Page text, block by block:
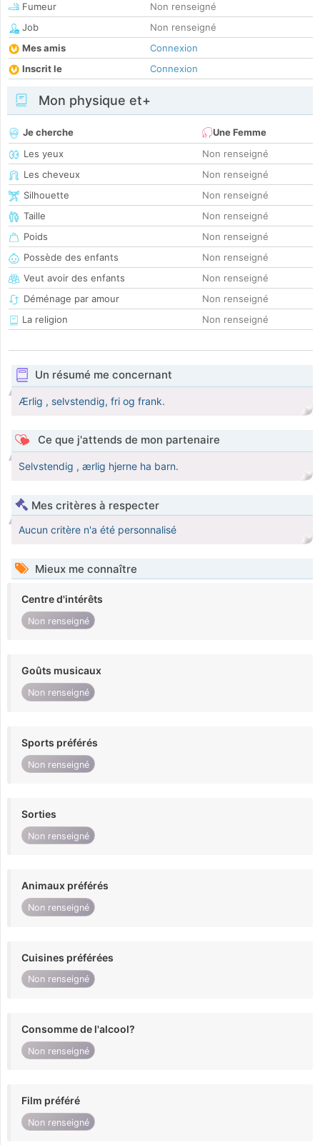
Fumeur
Non renseigné
Job
Non renseigné
Mes amis
Connexion
Inscrit le
Connexion
Mon physique et+
Je cherche
Une Femme
Les yeux
Non renseigné
Les cheveux
Non renseigné
Silhouette
Non renseigné
Taille
Non renseigné
Poids
Non renseigné
Possède des enfants
Non renseigné
Veut avoir des enfants
Non renseigné
Déménage par amour
Non renseigné
La religion
Non renseigné
Un résumé me concernant
Ærlig , selvstendig, fri og frank.
Ce que j'attends de mon partenaire
Selvstendig , ærlig hjerne ha barn.
Mes critères à respecter
Aucun critère n'a été personnalisé
Mieux me connaître
Centre d'intérêts
Non renseigné
Goûts musicaux
Non renseigné
Sports préférés
Non renseigné
Sorties
Non renseigné
Animaux préférés
Non renseigné
Cuisines préférées
Non renseigné
Consomme de l'alcool?
Non renseigné
Film préféré
Non renseigné